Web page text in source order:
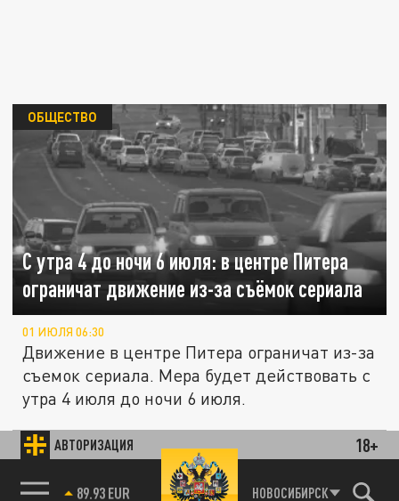
АВТОРИЗАЦИЯ 18+
85.64 BRENT НОВОСИБИРСК
С утра 4 до ночи 6 июля: в центре Питера
ограничат движение из-за съёмок сериала
ОБЩЕСТВО
01 ИЮЛЯ 06:30
Движение в центре Питера ограничат из-за
съемок сериала. Мера будет действовать с
утра 4 июля до ночи 6 июля.
ОБЩЕСТВО